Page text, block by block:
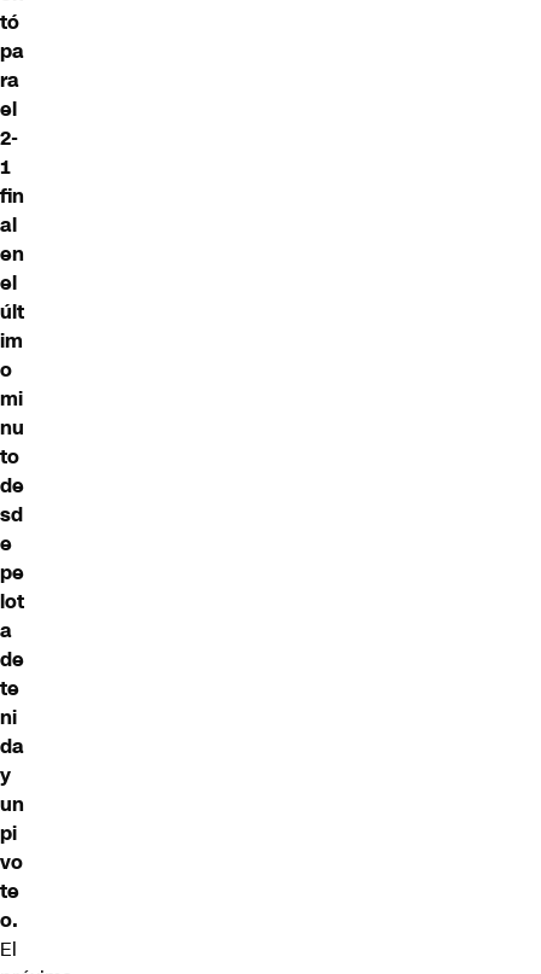
tó
pa
ra
el
2-
1
fin
al
en
el
últ
im
o
mi
nu
to
de
sd
e
pe
lot
a
de
te
ni
da
y
un
pi
vo
te
o.
El